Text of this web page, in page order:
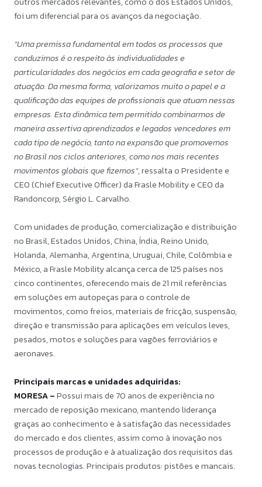
foi um diferencial para os avanços da negociação.
“Uma premissa fundamental em todos os processos que
conduzimos é o respeito às individualidades e
particularidades dos negócios em cada geografia e setor de
atuação. Da mesma forma, valorizamos muito o papel e a
qualificação das equipes de profissionais que atuam nessas
empresas. Esta dinâmica tem permitido combinarmos de
maneira assertiva aprendizados e legados vencedores em
cada tipo de negócio, tanto na expansão que promovemos
no Brasil nos ciclos anteriores, como nos mais recentes
movimentos globais que fizemos”, ressalta o Presidente e
CEO (Chief Executive Officer) da Frasle Mobility e CEO da
Randoncorp, Sérgio L. Carvalho.
Com unidades de produção, comercialização e distribuição
no Brasil, Estados Unidos, China, Índia, Reino Unido,
Holanda, Alemanha, Argentina, Uruguai, Chile, Colômbia e
México, a Frasle Mobility alcança cerca de 125 países nos
cinco continentes, oferecendo mais de 21 mil referências
em soluções em autopeças para o controle de
movimentos, como freios, materiais de fricção, suspensão,
direção e transmissão para aplicações em veículos leves,
pesados, motos e soluções para vagões ferroviários e
aeronaves.
Principais marcas e unidades adquiridas:
MORESA –Possui mais de 70 anos de experiência no
mercado de reposição mexicano, mantendo liderança
graças ao conhecimento e à satisfação das necessidades
do mercado e dos clientes, assim como à inovação nos
processos de produção e à atualização dos requisitos das
novas tecnologias. Principais produtos: pistões e mancais.